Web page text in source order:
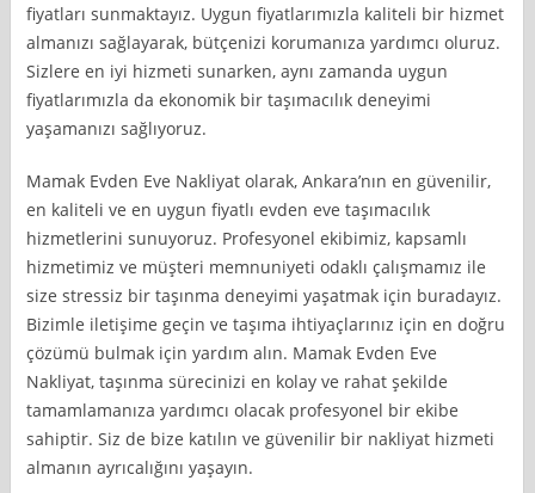
fiyatları sunmaktayız. Uygun fiyatlarımızla kaliteli bir hizmet
almanızı sağlayarak, bütçenizi korumanıza yardımcı oluruz.
Sizlere en iyi hizmeti sunarken, aynı zamanda uygun
fiyatlarımızla da ekonomik bir taşımacılık deneyimi
yaşamanızı sağlıyoruz.
Mamak Evden Eve Nakliyat olarak, Ankara’nın en güvenilir,
en kaliteli ve en uygun fiyatlı evden eve taşımacılık
hizmetlerini sunuyoruz. Profesyonel ekibimiz, kapsamlı
hizmetimiz ve müşteri memnuniyeti odaklı çalışmamız ile
size stressiz bir taşınma deneyimi yaşatmak için buradayız.
Bizimle iletişime geçin ve taşıma ihtiyaçlarınız için en doğru
çözümü bulmak için yardım alın. Mamak Evden Eve
Nakliyat, taşınma sürecinizi en kolay ve rahat şekilde
tamamlamanıza yardımcı olacak profesyonel bir ekibe
sahiptir. Siz de bize katılın ve güvenilir bir nakliyat hizmeti
almanın ayrıcalığını yaşayın.